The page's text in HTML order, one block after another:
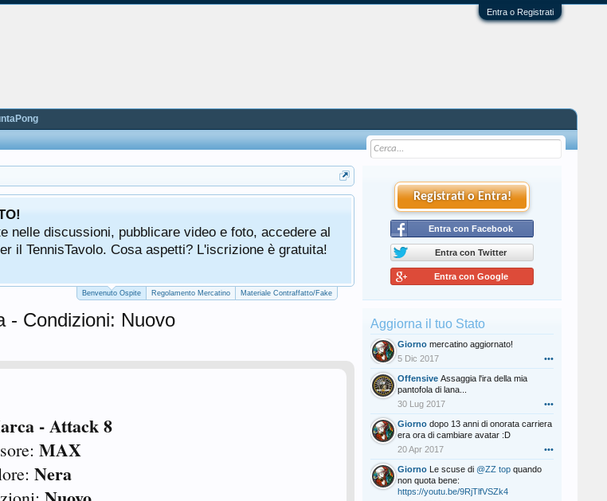
Entra o Registrati
nelle discussioni, pubblicare video e foto, accedere al
il TennisTavolo. Cosa aspetti? L'iscrizione è gratuita!
Tutti gli utenti che partecipano al
cliccando qui di seguito:Regolamento
Benvenuto Ospite Regolamento Mercatino Materiale Contraffatto/Fake
- Condizioni: Nuovo
- Attack 8
MAX
Nera
Registrati o Entra!
Entra con Facebook
Entra con Twitter
Entra con Google
Aggiorna il tuo Stato
Giorno mercatino aggiornato!
5 Dic 2017
•••
Offensive Assaggia l'ira della mia
pantofola di lana...
30 Lug 2017
•••
Giorno dopo 13 anni di onorata carriera
era ora di cambiare avatar :D
20 Apr 2017
•••
Giorno Le scuse di @ZZ top quando
non quota bene:
https://youtu.be/9RjTlfVSZk4